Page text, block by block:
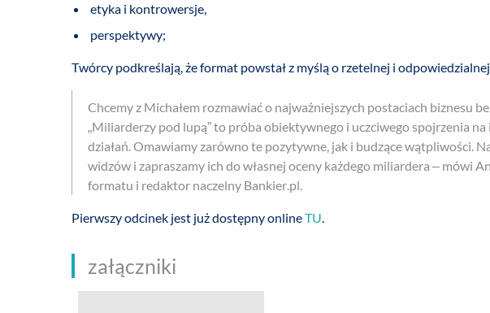
etyka i kontrowersje,
perspektywy;
Twórcy podkreślają, że format powstał z myślą o rzetelnej i
Chcemy z Michałem rozmawiać o najważniejszych postaciach biznesu
„Miliarderzy pod lupą” to próba obiektywnego i uczciwego spojrzenia na
działań. Omawiamy zarówno te pozytywne, jak i budzące wątpliwości.
widzów i zapraszamy ich do własnej oceny każdego miliardera – mówi
formatu i redaktor naczelny Bankier.pl.
Pierwszy odcinek jest już dostępny onlineTU.
załączniki